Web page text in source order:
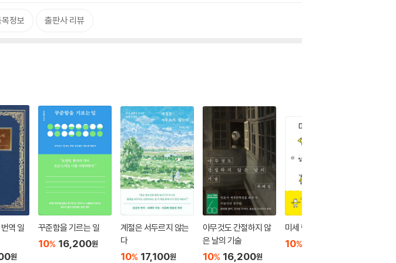
정보 출판사 리뷰
역 일
원
꾸준함을 기르는 일
10% 16,200원
계절은 서두르지 않는
다
10% 17,100원
아무것도 간절하지 않
은 날의 기술
10% 16,200원
미세 행복 도감
10%